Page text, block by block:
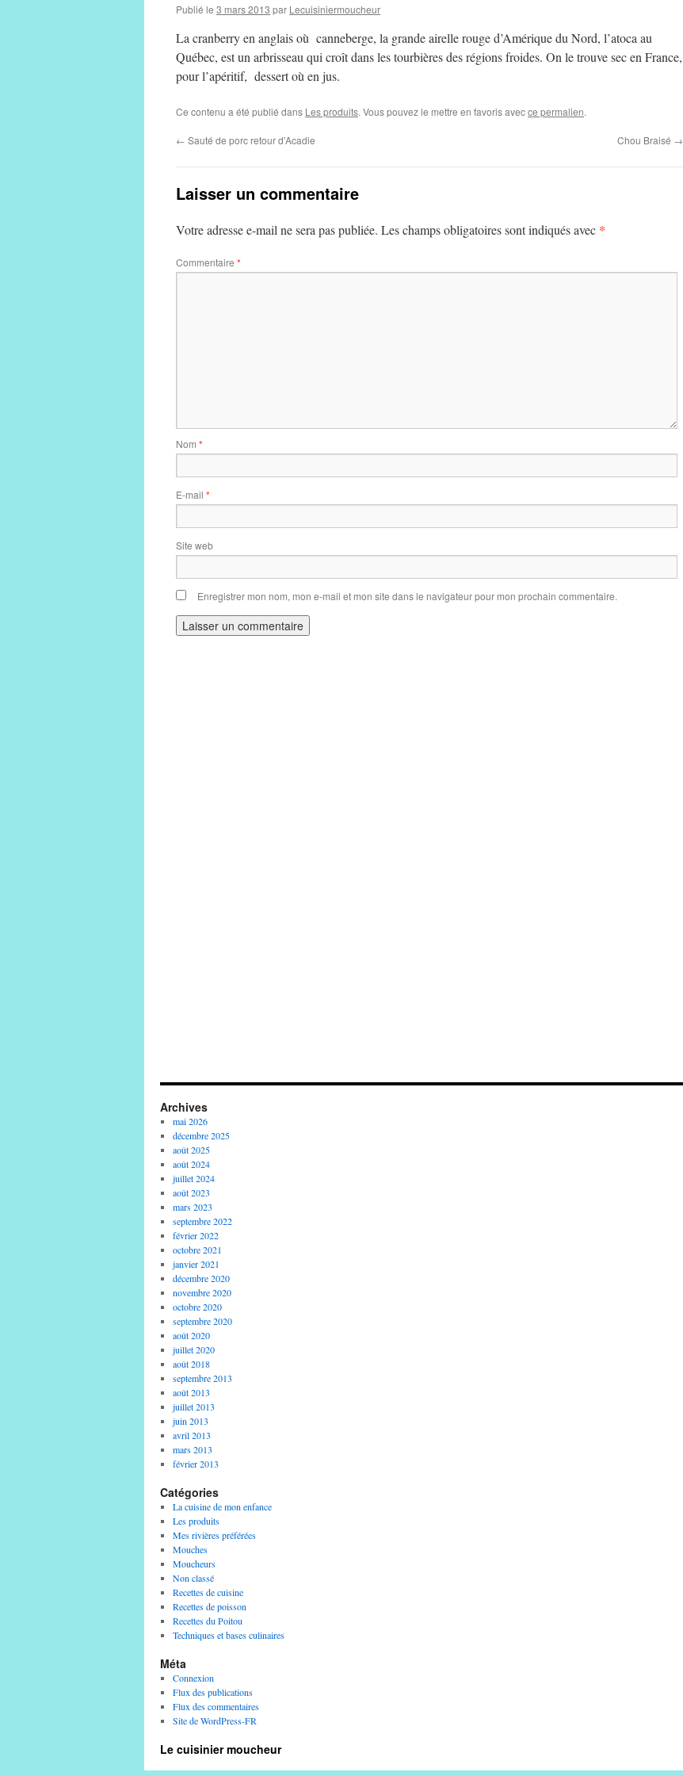
Publié le 3 mars 2013 par Lecuisiniermoucheur
La cranberry en anglais où canneberge, la grande airelle rouge d’Amérique du Nord, l’atoca au
Québec, est un arbrisseau qui croît dans les tourbières des régions froides. On le trouve sec en France,
pour l’apéritif, dessert où en jus.
Ce contenu a été publié dans Les produits. Vous pouvez le mettre en favoris avecce permalien.
← Sauté de porc retour d’Acadie Chou Braisé →
Laisser un commentaire
Votre adresse e-mail ne sera pas publiée. Les champs obligatoires sont indiqués avec *
Commentaire *
Nom *
E-mail *
Site web
Enregistrer mon nom, mon e-mail et mon site dans le navigateur pour mon prochain commentaire.
Archives
mai 2026
décembre 2025
août 2025
août 2024
juillet 2024
août 2023
mars 2023
septembre 2022
février 2022
octobre 2021
janvier 2021
décembre 2020
novembre 2020
octobre 2020
septembre 2020
août 2020
juillet 2020
août 2018
septembre 2013
août 2013
juillet 2013
juin 2013
avril 2013
mars 2013
février 2013
Catégories
La cuisine de mon enfance
Les produits
Mes rivières préférées
Mouches
Moucheurs
Non classé
Recettes de cuisine
Recettes de poisson
Recettes du Poitou
Techniques et bases culinaires
Méta
Connexion
Flux des publications
Flux des commentaires
Site de WordPress-FR
Le cuisinier moucheur